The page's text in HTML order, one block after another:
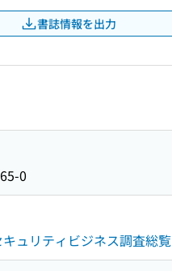
書誌情報を出力
0
ュリティビジネス調査総覧